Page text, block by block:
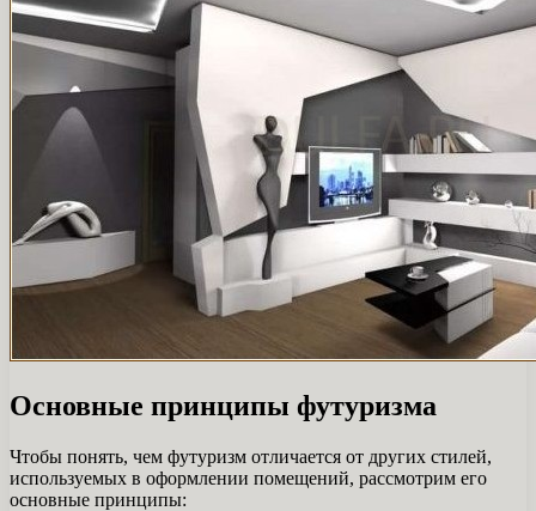
Основные принципы футуризма
Чтобы понять, чем футуризм отличается от других стилей,
используемых в оформлении помещений, рассмотрим его
основные принципы: